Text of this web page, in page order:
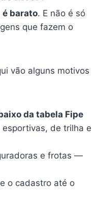
é barato. E não é só
que fazem o
vão alguns motivos
da tabela Fipe
de trilha e
e frotas —
o cadastro até o